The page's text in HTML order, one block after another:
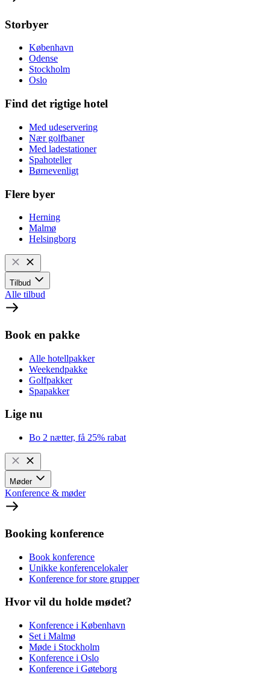
Storbyer
København
Odense
Stockholm
Oslo
Find det rigtige hotel
Med udeservering
Nær golfbaner
Med ladestationer
Spahoteller
Børnevenligt
Flere byer
Herning
Malmø
Helsingborg
Tilbud
Alle tilbud
Book en pakke
Alle hotellpakker
Weekendpakke
Golfpakker
Spapakker
Lige nu
Bo 2 nætter, få 25% rabat
Møder
Konference & møder
Booking konference
Book konference
Unikke konferencelokaler
Konference for store grupper
Hvor vil du holde mødet?
Konference i København
Set i Malmø
Møde i Stockholm
Konference i Oslo
Konference i Gøteborg